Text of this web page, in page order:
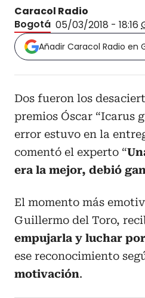
Caracol Radio
Bogotá 05/03/2018 - 18:16
Añadir Caracol Radio en
Dos fueron los
premios Óscar “Icarus
error estuvo en la
comentó el experto “
era la mejor, debió
El momento más
Guillermo del Toro,
empujarla y luchar
ese reconocimiento
motivación.